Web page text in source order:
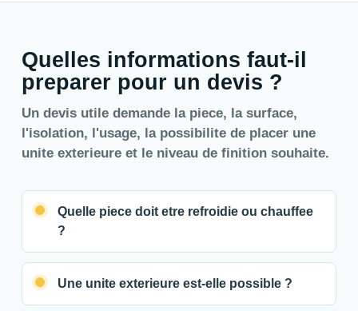
Quelles informations faut-il
preparer pour un devis ?
Un devis utile demande la piece, la surface,
l'isolation, l'usage, la possibilite de placer une
unite exterieure et le niveau de finition souhaite.
Quelle piece doit etre refroidie ou chauffee
?
Une unite exterieure est-elle possible ?